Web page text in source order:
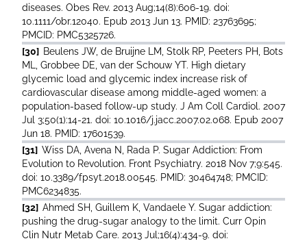
diseases. Obes Rev. 2013 Aug;14(8):606-19. doi:
10.1111/obr.12040. Epub 2013 Jun 13. PMID: 23763695;
PMCID: PMC5325726.
[30] Beulens JW, de Bruijne LM, Stolk RP, Peeters PH, Bots
ML, Grobbee DE, van der Schouw YT. High dietary
glycemic load and glycemic index increase risk of
cardiovascular disease among middle-aged women: a
population-based follow-up study. J Am Coll Cardiol. 2007
Jul 3;50(1):14-21. doi: 10.1016/j.jacc.2007.02.068. Epub 2007
Jun 18. PMID: 17601539.
[31] Wiss DA, Avena N, Rada P. Sugar Addiction: From
Evolution to Revolution. Front Psychiatry. 2018 Nov 7;9:545.
doi: 10.3389/fpsyt.2018.00545. PMID: 30464748; PMCID:
PMC6234835.
[32] Ahmed SH, Guillem K, Vandaele Y. Sugar addiction:
pushing the drug-sugar analogy to the limit. Curr Opin
Clin Nutr Metab Care. 2013 Jul;16(4):434-9. doi: